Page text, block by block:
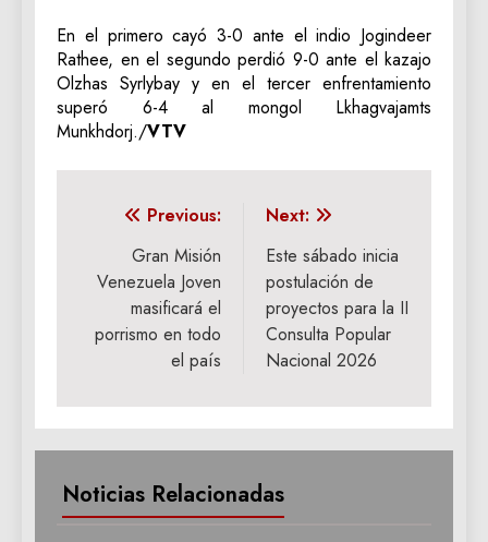
En el primero cayó 3-0 ante el indio Jogindeer
Rathee, en el segundo perdió 9-0 ante el kazajo
Olzhas Syrlybay y en el tercer enfrentamiento
superó 6-4 al mongol Lkhagvajamts
Munkhdorj./VTV
Navegación
entradas
Previous:
Gran Misión
Venezuela Joven
masificará el
porrismo en todo
el país
Next:
Este sábado inicia
postulación de
proyectos para la II
Consulta Popular
Nacional 2026
Noticias Relacionadas